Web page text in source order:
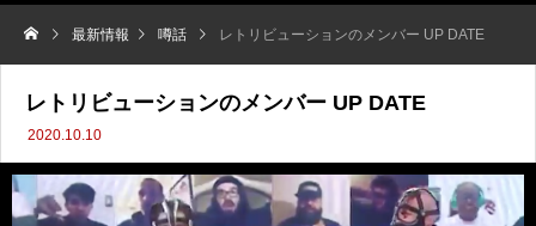
最新情報 噂話 レトリビューションのメンバー UP DATE
レトリビューションのメンバー UP DATE
2020.10.10